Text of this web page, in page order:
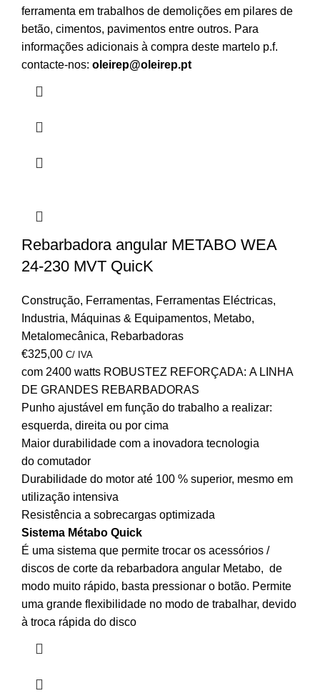
ferramenta em trabalhos de demolições em pilares de
betão, cimentos, pavimentos entre outros. Para
informações adicionais à compra deste martelo p.f.
contacte-nos: oleirep@oleirep.pt
Rebarbadora angular METABO WEA
24-230 MVT QuicK
Construção, Ferramentas, Ferramentas Eléctricas,
Industria, Máquinas & Equipamentos, Metabo,
Metalomecânica, Rebarbadoras
€325,00 C/ IVA
com 2400 watts ROBUSTEZ REFORÇADA: A LINHA
DE GRANDES REBARBADORAS
Punho ajustável em função do trabalho a realizar:
esquerda, direita ou por cima
Maior durabilidade com a inovadora tecnologia
do comutador
Durabilidade do motor até 100 % superior, mesmo em
utilização intensiva
Resistência a sobrecargas optimizada
Sistema Métabo Quick
É uma sistema que permite trocar os acessórios /
discos de corte da rebarbadora angular Metabo, de
modo muito rápido, basta pressionar o botão. Permite
uma grande flexibilidade no modo de trabalhar, devido
à troca rápida do disco